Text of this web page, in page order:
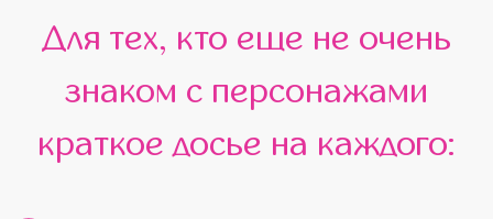
Для тех, кто еще не очень
знаком с персонажами
краткое досье на каждого: